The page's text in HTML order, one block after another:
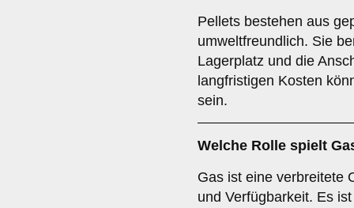
Pellets bestehen aus
umweltfreundlich. Sie
Lagerplatz und die
langfristigen Kosten
sein.
Welche Rolle spielt
Gas ist eine verbreitete
und Verfügbarkeit. Es